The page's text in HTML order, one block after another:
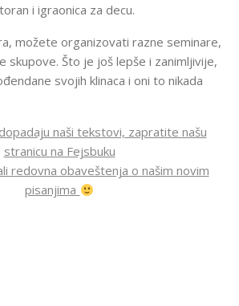
i igraonica za decu.
možete organizovati razne seminare,
skupove. Što je još lepše i zanimljivije,
svojih klinaca i oni to nikada
naši tekstovi, zapratite našu
stranicu na Fejsbuku
redovna obaveštenja o našim novim
pisanjima